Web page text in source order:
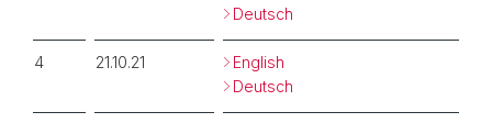
Deutsch
4 21.10.21
English
Deutsch